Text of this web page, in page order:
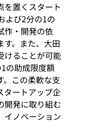
を置くスタート
よび2分の1の
作・開発の依
す。また、大田
けることが可能
の助成限度額
。この柔軟な支
タートアップ企
開発に取り組む
イノベーション